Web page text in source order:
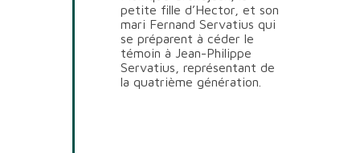
petite fille d’Hector, et son
mari Fernand Servatius qui
se préparent à céder le
témoin à Jean-Philippe
Servatius, représentant de
la quatrième génération.